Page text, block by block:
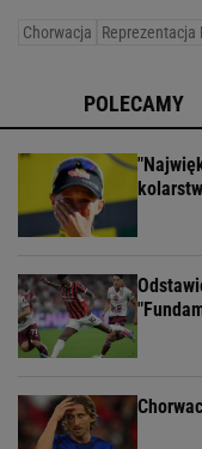
Chorwacja Reprezentacja
POLECAMY